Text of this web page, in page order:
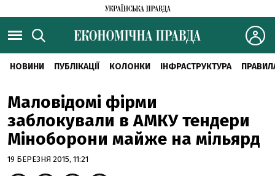
НОВИНИ ПУБЛІКАЦІЇ КОЛОНКИ ІНФРАСТРУКТУРА
Маловідомі фірми
заблокували в АМКУ тендери
Міноборони майже на мільярд
19 БЕРЕЗНЯ 2015, 11:21